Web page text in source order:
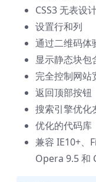
CSS3 无表设
设置行和列
通过二维码体
显示静态块包
完全控制网站
返回顶部按钮
搜索引擎优化
优化的代码库
兼容 IE10+、
Opera 9.5 和